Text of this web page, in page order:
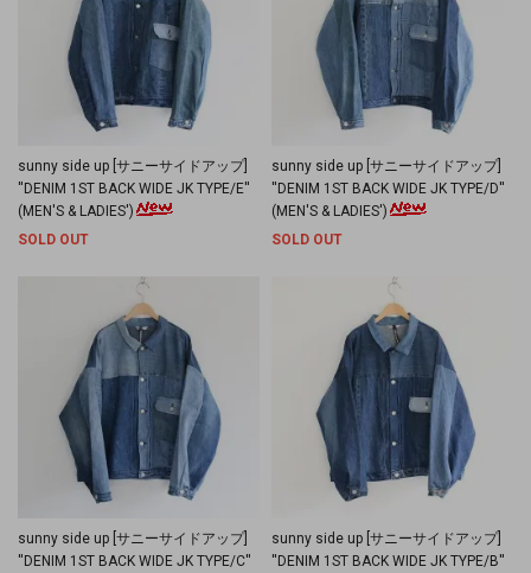
sunny side up [サニーサイドアップ]
''DENIM 1ST BACK WIDE JK TYPE/E''
(MEN'S & LADIES')
SOLD OUT
sunny side up [サニーサイドアップ]
''DENIM 1ST BACK WIDE JK TYPE/D''
(MEN'S & LADIES')
SOLD OUT
sunny side up [サニーサイドアップ]
''DENIM 1ST BACK WIDE JK TYPE/C''
sunny side up [サニーサイドアップ]
''DENIM 1ST BACK WIDE JK TYPE/B''